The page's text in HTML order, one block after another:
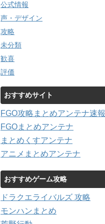
公式情報
声・デザイン
攻略
未分類
歓喜
評価
おすすめサイト
FGO攻略まとめアンテナ速報
FGOまとめアンテナ
まとめくすアンテナ
アニメまとめアンテナ
おすすめゲーム攻略
ドラクエライバルズ 攻略
モンハンまとめ